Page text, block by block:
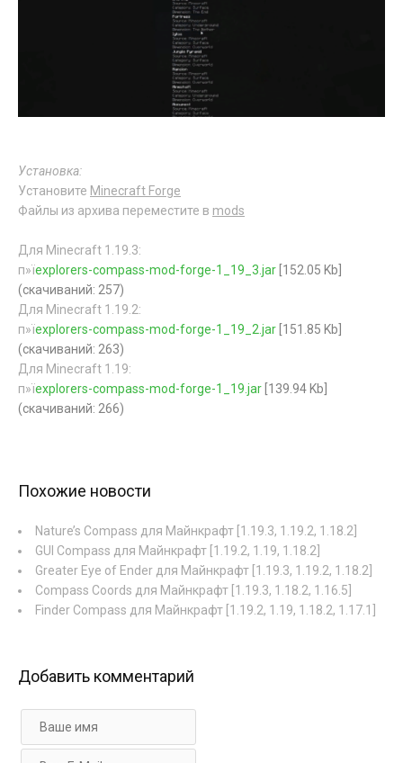
Установка:
Установите Minecraft Forge
Файлы из архива переместите в mods
Для Minecraft 1.19.3:
п»їexplorers-compass-mod-forge-1_19_3.jar [152.05 Kb]
(cкачиваний: 257)
Для Minecraft 1.19.2:
п»їexplorers-compass-mod-forge-1_19_2.jar [151.85 Kb]
(cкачиваний: 263)
Для Minecraft 1.19:
п»їexplorers-compass-mod-forge-1_19.jar [139.94 Kb]
(cкачиваний: 266)
Похожие новости
Nature’s Compass для Майнкрафт [1.19.3, 1.19.2, 1.18.2]
GUI Compass для Майнкрафт [1.19.2, 1.19, 1.18.2]
Greater Eye of Ender для Майнкрафт [1.19.3, 1.19.2, 1.18.2]
Compass Coords для Майнкрафт [1.19.3, 1.18.2, 1.16.5]
Finder Compass для Майнкрафт [1.19.2, 1.19, 1.18.2, 1.17.1]
Добавить комментарий